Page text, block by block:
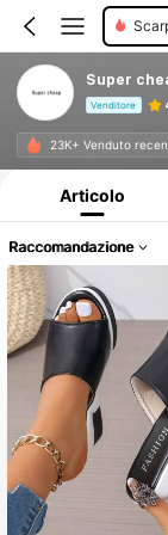
Super
Venditore
23K+ Venduto
Articolo
Raccomandazione